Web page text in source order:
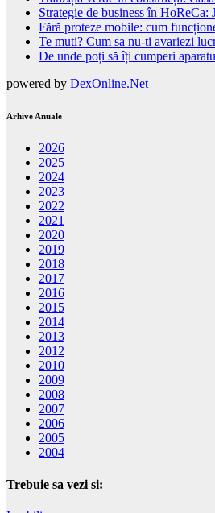
Strategie de business în
Fără proteze mobile: cum
Te muti? Cum sa nu-ti avariezi
De unde poți să îți cumperi
powered by DexOnline.Net
Arhive Anuale
2026
2025
2024
2023
2022
2021
2020
2019
2018
2017
2016
2015
2014
2013
2012
2010
2009
2008
2007
2006
2005
2004
Trebuie sa vezi si: